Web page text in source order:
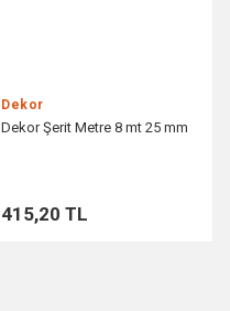
Dekor
Dekor Şerit Metre 8 mt 25 mm
415,20 TL